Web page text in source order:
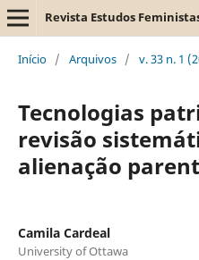
Revista Estudos
Início / Arquivos / v. 33 n. 1
Tecnologias
revisão
alienação
Camila Cardeal
University of Ottawa